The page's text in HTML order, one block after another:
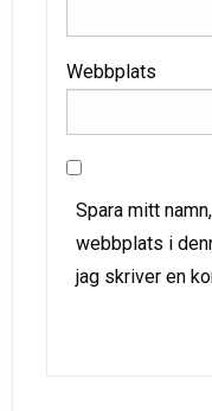
Webbplats
Spara mitt
webbplats i
jag skriver en